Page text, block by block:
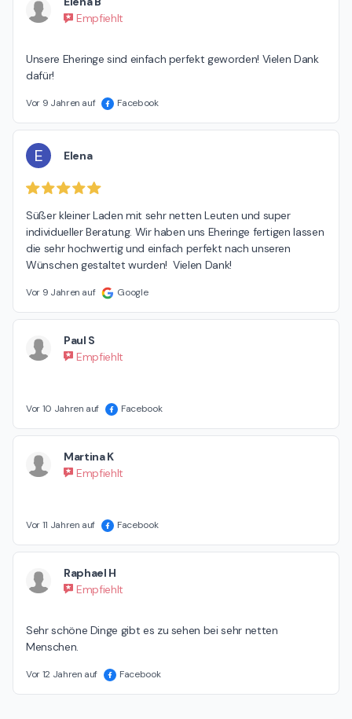
Empfiehlt
Unsere Eheringe sind einfach perfekt geworden! Vielen Dank
dafür!
Vor 9 Jahren auf Facebook
E Elena
Süßer kleiner Laden mit sehr netten Leuten und super
individueller Beratung. Wir haben uns Eheringe fertigen lassen
die sehr hochwertig und einfach perfekt nach unseren
Wünschen gestaltet wurden!  Vielen Dank!
Vor 9 Jahren auf Google
Paul S
Empfiehlt
Vor 10 Jahren auf Facebook
Martina K
Empfiehlt
Vor 11 Jahren auf Facebook
Raphael H
Empfiehlt
Sehr schöne Dinge gibt es zu sehen bei sehr netten
Menschen.
Vor 12 Jahren auf Facebook